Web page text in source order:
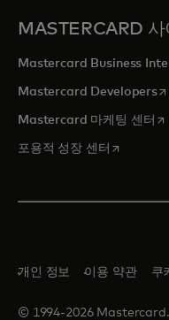
MASTERCARD 사
Mastercard Business
Mastercard Developers
Mastercard 마케팅 센터
포용적 성장 센터 새 탭에서
© 1994-2026 Mastercard.
개인 정보 이용 약관 쿠